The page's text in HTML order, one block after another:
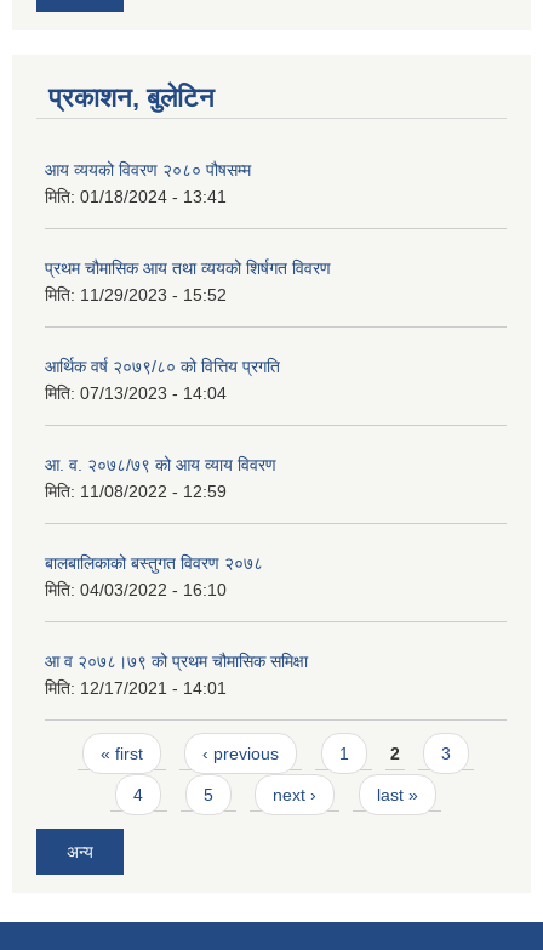
प्रकाशन, बुलेटिन
आय व्ययको विवरण २०८० पौषसम्म
मिति: 01/18/2024 - 13:41
प्रथम चौमासिक आय तथा व्ययको शिर्षगत विवरण
मिति: 11/29/2023 - 15:52
आर्थिक वर्ष २०७९/८० को वित्तिय प्रगति
मिति: 07/13/2023 - 14:04
आ. व. २०७८/७९ को आय व्याय विवरण
मिति: 11/08/2022 - 12:59
बालबालिकाको बस्तुगत विवरण २०७८
मिति: 04/03/2022 - 16:10
आ व २०७८।७९ को प्रथम चौमासिक समिक्षा
मिति: 12/17/2021 - 14:01
Pages
« first ‹ previous 1 2 3
4 5 next › last »
अन्य